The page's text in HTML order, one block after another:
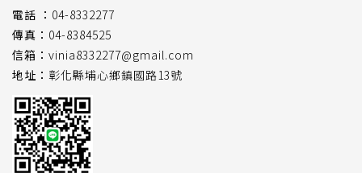
電話 ： 04-8332277
傳真： 04-8384525
信箱： vinia8332277@gmail.com
地址： 彰化縣埔心鄉鎮國路13號